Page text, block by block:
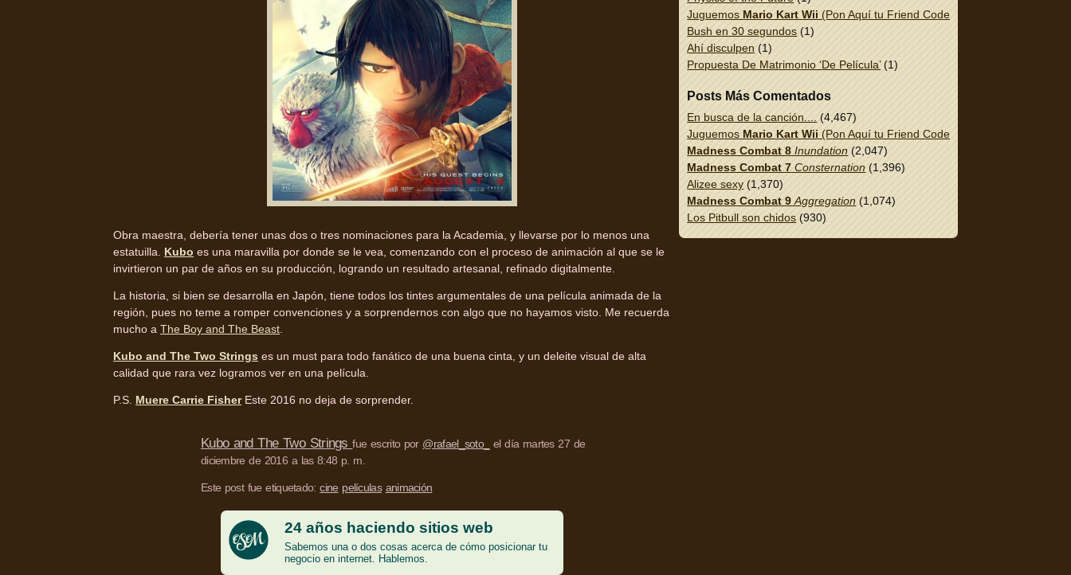
Obra maestra, debería tener unas dos o tres nominaciones para la Academia, y llevarse por lo menos una
estatuilla. Kubo es una maravilla por donde se le vea, comenzando con el proceso de animación al que se le
invirtieron un par de años en su producción, logrando un resultado artesanal, refinado digitalmente.
La historia, si bien se desarrolla en Japón, tiene todos los tintes argumentales de una película animada de la
región, pues no teme a romper convenciones y a sorprendernos con algo que no hayamos visto. Me recuerda
mucho a The Boy and The Beast.
Kubo and The Two Strings es un must para todo fanático de una buena cinta, y un deleite visual de alta
calidad que rara vez logramos ver en una película.
P.S. Muere Carrie FisherEste 2016 no deja de sorprender.
Kubo and The Two Stringsfue escrito por @rafael_soto_
el día martes 27 de
diciembre de 2016 a las 8:48 p. m.
Este post fue etiquetado:cine películas animación
24 años haciendo sitios web
Sabemos una o dos cosas acerca de cómo posicionar tu
negocio en internet. Hablemos.
Juguemos Mario Kart Wii (Pon Aquí tu Friend Code!)
Bush en 30 segundos (1)
Ahí disculpen (1)
Propuesta De Matrimonio ‘De Película’(1)
Posts Más Comentados
En busca de la canción.... (4,467)
Juguemos Mario Kart Wii (Pon Aquí tu Friend Code!)
Madness Combat 8 Inundation (2,047)
Madness Combat 7 Consternation (1,396)
Alizee sexy (1,370)
Madness Combat 9 Aggregation (1,074)
Los Pitbull son chidos (930)